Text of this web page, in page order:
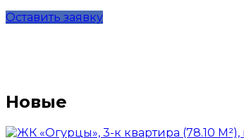
Оставить заявку
Новые